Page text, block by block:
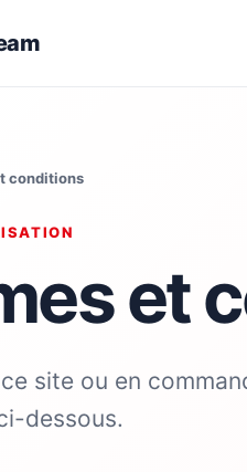
conditions
et
site ou en
dessous.